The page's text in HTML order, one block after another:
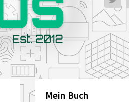
Mein Buch